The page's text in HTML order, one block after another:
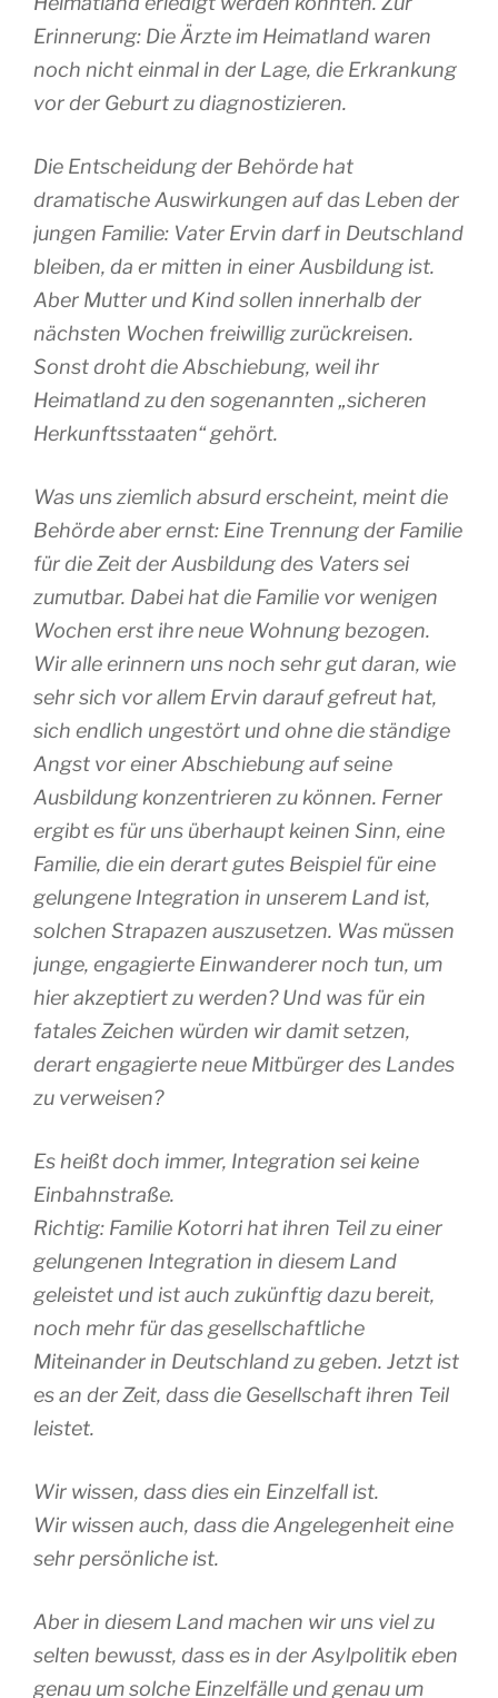
Erinnerung: Die Ärzte im Heimatland waren
noch nicht einmal in der Lage, die Erkrankung
vor der Geburt zu diagnostizieren.
Die Entscheidung der Behörde hat
dramatische Auswirkungen auf das Leben der
jungen Familie: Vater Ervin darf in Deutschland
bleiben, da er mitten in einer Ausbildung ist.
Aber Mutter und Kind sollen innerhalb der
nächsten Wochen freiwillig zurückreisen.
Sonst droht die Abschiebung, weil ihr
Heimatland zu den sogenannten „sicheren
Herkunftsstaaten“ gehört.
Was uns ziemlich absurd erscheint, meint die
Behörde aber ernst: Eine Trennung der Familie
für die Zeit der Ausbildung des Vaters sei
zumutbar. Dabei hat die Familie vor wenigen
Wochen erst ihre neue Wohnung bezogen.
Wir alle erinnern uns noch sehr gut daran, wie
sehr sich vor allem Ervin darauf gefreut hat,
sich endlich ungestört und ohne die ständige
Angst vor einer Abschiebung auf seine
Ausbildung konzentrieren zu können. Ferner
ergibt es für uns überhaupt keinen Sinn, eine
Familie, die ein derart gutes Beispiel für eine
gelungene Integration in unserem Land ist,
solchen Strapazen auszusetzen. Was müssen
junge, engagierte Einwanderer noch tun, um
hier akzeptiert zu werden? Und was für ein
fatales Zeichen würden wir damit setzen,
derart engagierte neue Mitbürger des Landes
zu verweisen?
Es heißt doch immer, Integration sei keine
Einbahnstraße.
Richtig: Familie Kotorri hat ihren Teil zu einer
gelungenen Integration in diesem Land
geleistet und ist auch zukünftig dazu bereit,
noch mehr für das gesellschaftliche
Miteinander in Deutschland zu geben. Jetzt ist
es an der Zeit, dass die Gesellschaft ihren Teil
leistet.
Wir wissen, dass dies ein Einzelfall ist.
Wir wissen auch, dass die Angelegenheit eine
sehr persönliche ist.
Aber in diesem Land machen wir uns viel zu
selten bewusst, dass es in der Asylpolitik eben
genau um solche Einzelfälle und genau um